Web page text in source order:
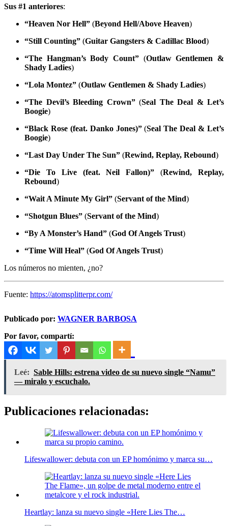
Sus #1 anteriores:
“Heaven Nor Hell” (Beyond Hell/Above Heaven)
“Still Counting” (Guitar Gangsters & Cadillac Blood)
“The Hangman’s Body Count” (Outlaw Gentlemen &
Shady Ladies)
“Lola Montez” (Outlaw Gentlemen & Shady Ladies)
“The Devil’s Bleeding Crown”(Seal The Deal & Let’s
Boogie)
“Black Rose (feat. Danko Jones)”(Seal The Deal & Let’s
Boogie)
“Last Day Under The Sun” (Rewind, Replay, Rebound)
“Die To Live (feat. Neil Fallon)” (Rewind, Replay,
Rebound)
“Wait A Minute My Girl” (Servant of the Mind)
“Shotgun Blues” (Servant of the Mind)
“By A Monster’s Hand” (God Of Angels Trust)
“Time Will Heal” (God Of Angels Trust)
Los números no mienten, ¿no?
Fuente: https://atomsplitterpr.com/
Publicado por: WAGNER BARBOSA
Por favor, compartí:
Leé: Sable Hills: estrena video de su nuevo single “Namu”
— miralo y escuchalo.
Publicaciones relacionadas:
Lifeswallower: debuta con un EP homónimo y marca su…
Heartlay: lanza su nuevo single «Here Lies The…